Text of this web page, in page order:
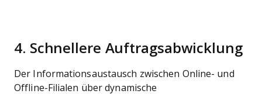
4. Schnellere Auftragsabwicklung
Der Informationsaustausch zwischen Online- und
Offline-Filialen über dynamische